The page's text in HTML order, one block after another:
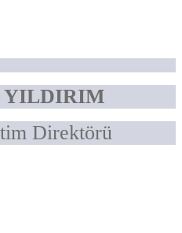
YILDIRIM
Direktörü